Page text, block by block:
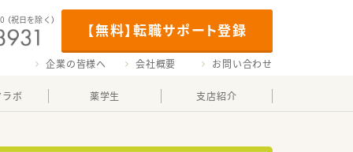
【無料】転職サポート登録
（祝日を除く）
企業の皆様へ 会社概要 お問い合わせ
ボ 薬学生 支店紹介